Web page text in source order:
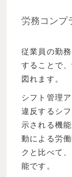
労務コンプ
従業員の勤
することで
図れます。
シフト管理
違反するシ
示される機
動による労
クと比べて
能です。